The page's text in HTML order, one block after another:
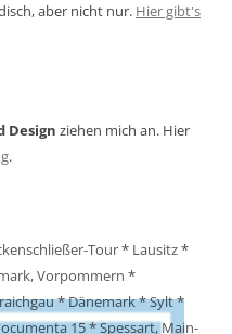
aber nicht nur. Hier gibt's
Design ziehen mich an. Hier
.
Tour* Lausitz*
Vorpommern *
*Dänemark*Sylt*
15*Spessart, Main-